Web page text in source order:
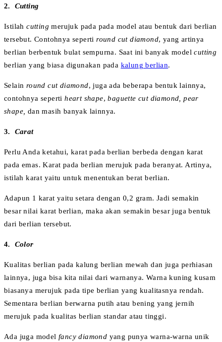
2. Cutting
Istilahcuttingmerujuk pada pada model atau bentuk dari berlian
tersebut. Contohnya sepertiround cut diamond, yang artinya
berlian berbentuk bulat sempurna. Saat ini banyak modelcutting
berlian yang biasa digunakan pada kalung berlian.
Selain round cut diamond, juga ada beberapa bentuk lainnya,
contohnya sepertiheart shape,baguette cut diamond, pear
shape, dan masih banyak lainnya.
3. Carat
Perlu Anda ketahui, karat pada berlian berbeda dengan karat
pada emas. Karat pada berlian merujuk pada beranyat. Artinya,
istilah karat yaitu untuk menentukan berat berlian.
Adapun 1 karat yaitu setara dengan 0,2 gram. Jadi semakin
besar nilai karat berlian, maka akan semakin besar juga bentuk
dari berlian tersebut.
4. Color
Kualitas berlian pada kalung berlian mewah dan juga perhiasan
lainnya, juga bisa kita nilai dari warnanya. Warna kuning kusam
biasanya merujuk pada tipe berlian yang kualitasnya rendah.
Sementara berlian berwarna putih atau bening yang jernih
merujuk pada kualitas berlian standar atau tinggi.
Ada juga model fancy diamond yang punya warna-warna unik